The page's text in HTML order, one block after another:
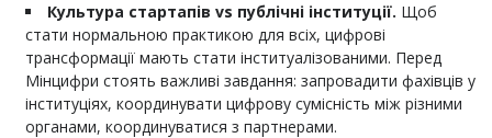
Культура стартапів vs публічні інституції. Щоб
стати нормальною практикою для всіх, цифрові
трансформації мають стати інституалізованими. Перед
Мінцифри стоять важливі завдання: запровадити фахівців у
інституціях, координувати цифрову сумісність між різними
органами, координуватися з партнерами.